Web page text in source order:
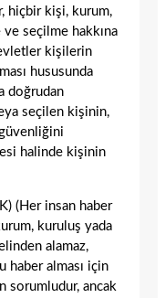
hiçbir kişi, kurum,
seçilme hakkına
kişilerin
hususunda
doğrudan
seçilen kişinin,
halinde kişinin
(Her insan haber
kuruluş yada
alamaz,
haber alması için
sorumludur, ancak